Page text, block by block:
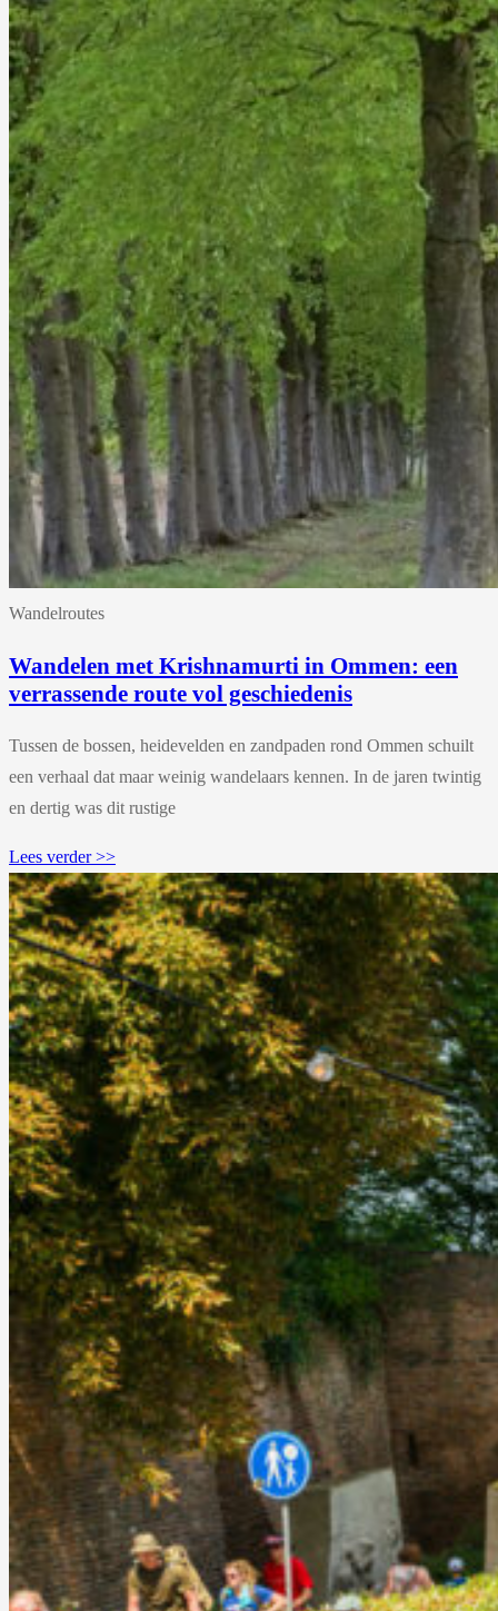
Wandelroutes
Wandelen met Krishnamurti in Ommen: een
verrassende route vol geschiedenis
Tussen de bossen, heidevelden en zandpaden rond Ommen schuilt
een verhaal dat maar weinig wandelaars kennen. In de jaren twintig
en dertig was dit rustige
Lees verder >>